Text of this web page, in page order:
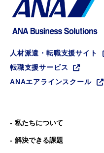
人材派遣・転職支援サイト
転職支援サービス
ANAエアラインスクール
私たちについて
解決できる課題